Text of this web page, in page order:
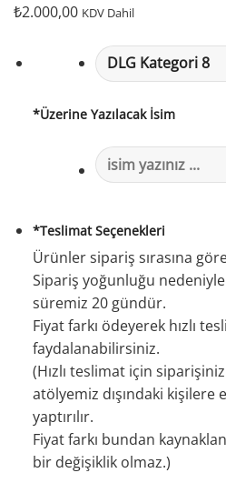
₺2.000,00 KDV Dahil
*Üzerine Yazılacak İsim
*Teslimat Seçenekleri
Ürünler sipariş sırasına
Sipariş yoğunluğu
süremiz 20 gündür.
Fiyat farkı ödeyerek hızlı
faydalanabilirsiniz.
(Hızlı teslimat için
atölyemiz dışındaki
yaptırılır.
Fiyat farkı bundan
bir değişiklik olmaz.)